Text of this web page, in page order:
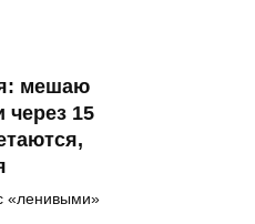
мешаю
через 15
«ленивыми»